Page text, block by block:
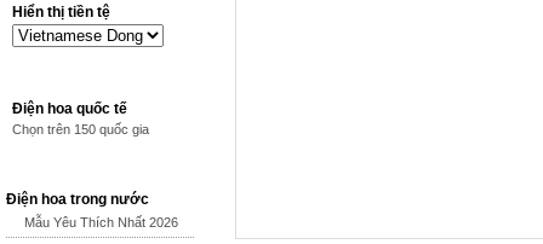
Hiển thị tiền tệ
Điện hoa quốc tế
Chọn trên 150 quốc gia
Điện hoa trong nước
Mẫu Yêu Thích Nhất 2026